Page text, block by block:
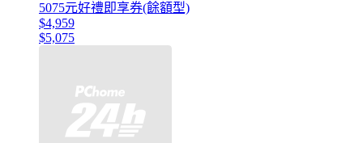
5075元好禮即享券(餘額型)
$4,959
$5,075